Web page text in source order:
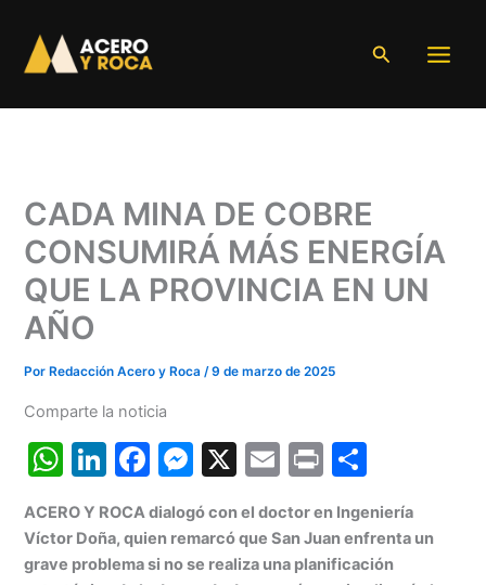
contenido
Buscar
CADA MINA DE COBRE
CONSUMIRÁ MÁS ENERGÍA
QUE LA PROVINCIA EN UN
AÑO
Por Redacción Acero y Roca/9 de marzo de 2025
Comparte la noticia
W
at
s
Li
k
e
F
c
e
M
e
s
s
X
E
ai
l
Pr
t
m
p
ACERO Y ROCA dialogó con el doctor en Ingeniería
Víctor Doña, quien remarcó que San Juan enfrenta un
grave problema si no se realiza una planificación